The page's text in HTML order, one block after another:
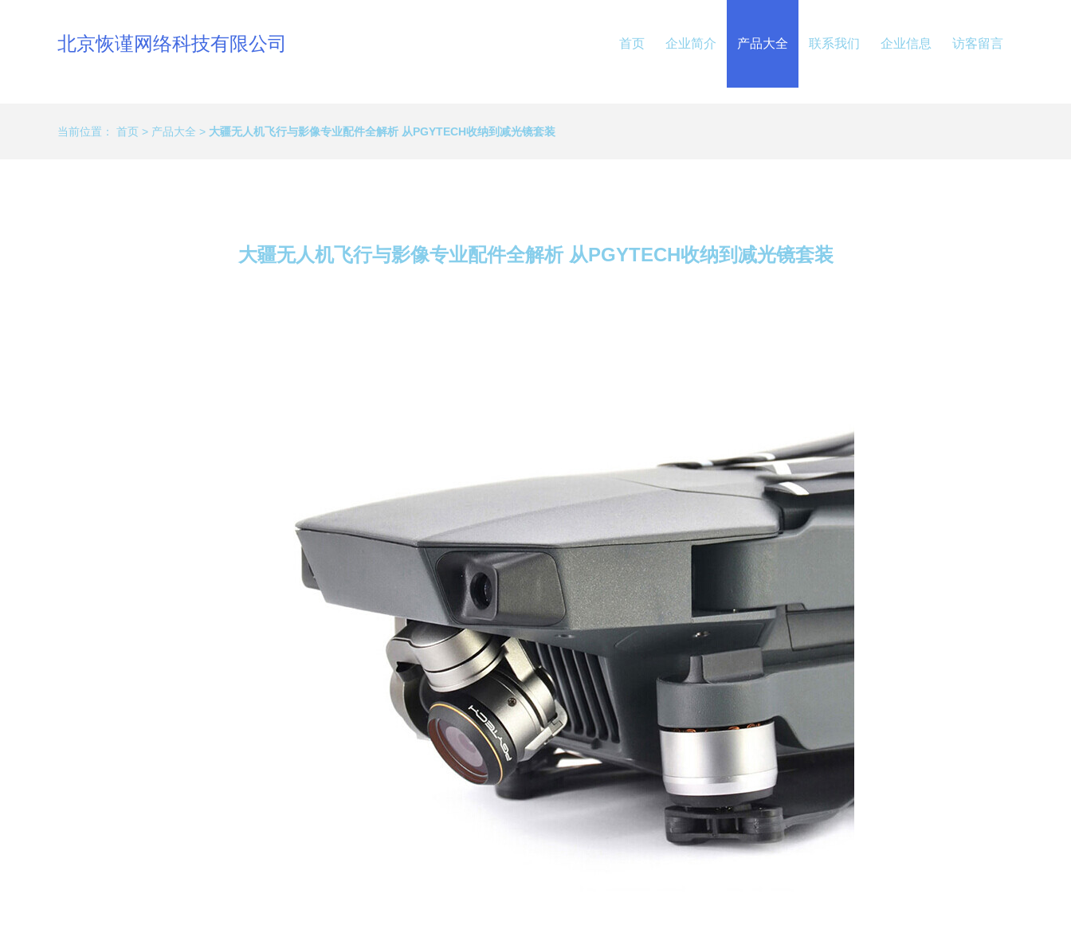
北京恢谨网络科技有限公司 首页 企业简介 产品大全 联系我们 企业信息 访客留言
当前位置： 首页 > 产品大全 > 大疆无人机飞行与影像专业配件全解析 从PGYTECH收纳到减光镜套装
大疆无人机飞行与影像专业配件全解析 从PGYTECH收纳到减光镜套装